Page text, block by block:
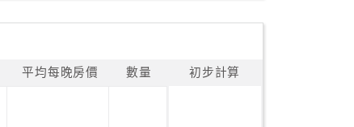
平均每晚房價 數量 初步計算